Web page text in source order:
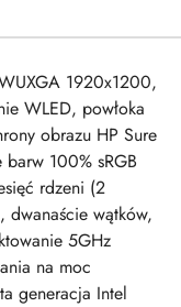
1920x1200,
WLED, powłoka
obrazu HP Sure
100% sRGB
rdzeni (2
dwanaście wątków,
5GHz
na moc
generacja Intel